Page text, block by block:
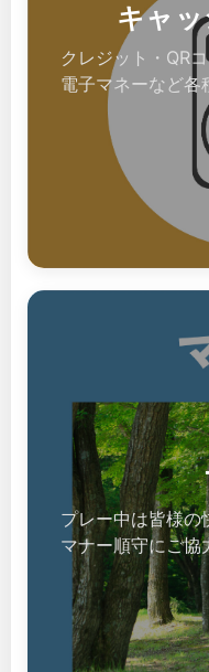
キャ
クレジット・QR
電子マネーなど各
プレー中は皆様の
マナー順守にご協